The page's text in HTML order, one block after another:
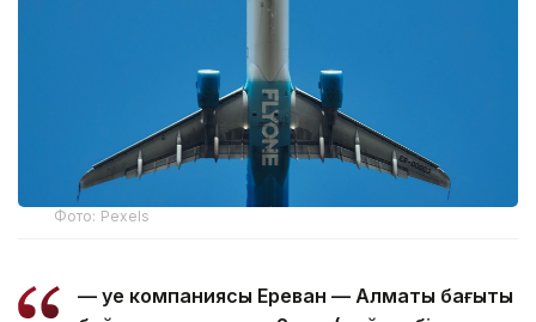
Фото: Pexels
— Әуе компаниясы Ереван — Алматы бағыты